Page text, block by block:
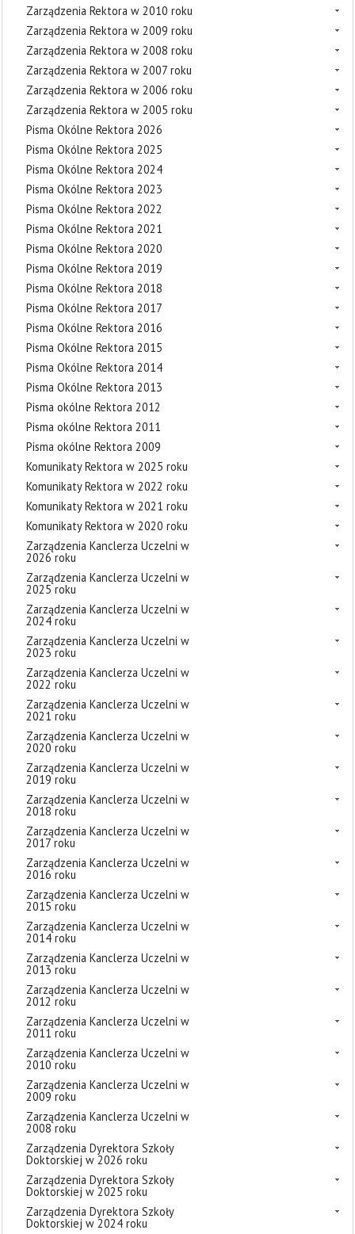
Zarządzenia Rektora w 2010 roku
Zarządzenia Rektora w 2009 roku
Zarządzenia Rektora w 2008 roku
Zarządzenia Rektora w 2007 roku
Zarządzenia Rektora w 2006 roku
Zarządzenia Rektora w 2005 roku
Pisma Okólne Rektora 2026
Pisma Okólne Rektora 2025
Pisma Okólne Rektora 2024
Pisma Okólne Rektora 2023
Pisma Okólne Rektora 2022
Pisma Okólne Rektora 2021
Pisma Okólne Rektora 2020
Pisma Okólne Rektora 2019
Pisma Okólne Rektora 2018
Pisma Okólne Rektora 2017
Pisma Okólne Rektora 2016
Pisma Okólne Rektora 2015
Pisma Okólne Rektora 2014
Pisma Okólne Rektora 2013
Pisma okólne Rektora 2012
Pisma okólne Rektora 2011
Pisma okólne Rektora 2009
Komunikaty Rektora w 2025 roku
Komunikaty Rektora w 2022 roku
Komunikaty Rektora w 2021 roku
Komunikaty Rektora w 2020 roku
Zarządzenia Kanclerza Uczelni w
2026 roku
Zarządzenia Kanclerza Uczelni w
2025 roku
Zarządzenia Kanclerza Uczelni w
2024 roku
Zarządzenia Kanclerza Uczelni w
2023 roku
Zarządzenia Kanclerza Uczelni w
2022 roku
Zarządzenia Kanclerza Uczelni w
2021 roku
Zarządzenia Kanclerza Uczelni w
2020 roku
Zarządzenia Kanclerza Uczelni w
2019 roku
Zarządzenia Kanclerza Uczelni w
2018 roku
Zarządzenia Kanclerza Uczelni w
2017 roku
Zarządzenia Kanclerza Uczelni w
2016 roku
Zarządzenia Kanclerza Uczelni w
2015 roku
Zarządzenia Kanclerza Uczelni w
2014 roku
Zarządzenia Kanclerza Uczelni w
2013 roku
Zarządzenia Kanclerza Uczelni w
2012 roku
Zarządzenia Kanclerza Uczelni w
2011 roku
Zarządzenia Kanclerza Uczelni w
2010 roku
Zarządzenia Kanclerza Uczelni w
2009 roku
Zarządzenia Kanclerza Uczelni w
2008 roku
Zarządzenia Dyrektora Szkoły
Doktorskiej w 2026 roku
Zarządzenia Dyrektora Szkoły
Doktorskiej w 2025 roku
Zarządzenia Dyrektora Szkoły
Doktorskiej w 2024 roku